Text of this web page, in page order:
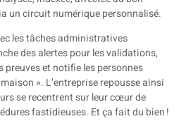
un circuit numérique personnalisé.
les tâches administratives
des alertes pour les validations,
et notifie les personnes
». L’entreprise repousse ainsi
se recentrent sur leur cœur de
fastidieuses. Et ça fait du bien !